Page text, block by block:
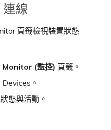
線
頁籤檢視裝置狀態
Monitor (監控) 頁籤。
。
態與活動。